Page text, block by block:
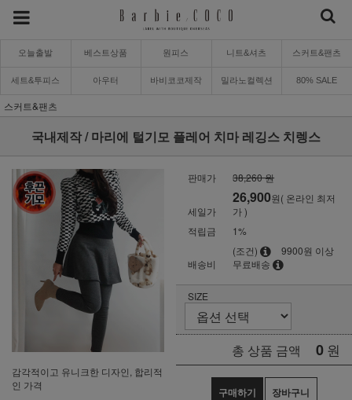
오늘출발 베스트상품 원피스 니트&셔츠 스커트&팬츠
세트&투피스 아우터 바비코코제작 밀라노컬렉션 80% SALE
스커트&팬츠
국내제작 / 마리에 털기모 플레어 치마 레깅스 치렝스
감각적이고 유니크한 디자인, 합리적
인 가격
판매가 38,260 원
세일가
26,900원( 온라인 최저
가 )
적립금
1%
배송비
(조건)
9900원 이상
무료배송
SIZE
총 상품 금액 0 원
구매하기 장바구니